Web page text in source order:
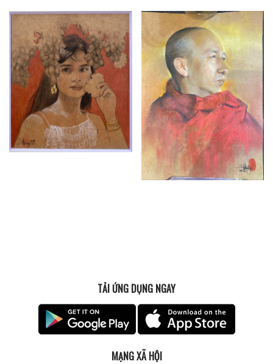
TẢI ỨNG DỤNG NGAY
MẠNG XÃ HỘI